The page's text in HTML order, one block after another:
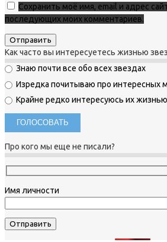
Сохранить моё имя, email и адрес
последующих моих комментариев.
Как часто вы интересуетесь жизнью
Знаю почти все обо всех звездах
Изредка почитываю про интересных
Крайне редко интересуюсь их жизнью
Про кого мы еще не писали?
Имя личности